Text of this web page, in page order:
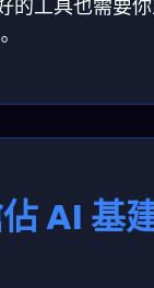
的工具也需要
AI 基